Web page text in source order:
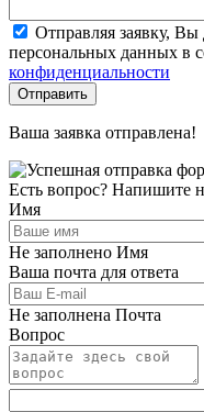
Отправляя заявку, Вы
персональных данных в
конфиденциальности
Отправить
Ваша заявка отправлена!
Есть вопрос? Напишите
Имя
Не заполнено Имя
Ваша почта для ответа
Не заполнена Почта
Вопрос